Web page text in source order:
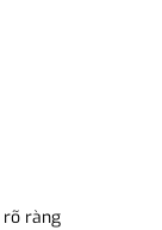
rõ ràng